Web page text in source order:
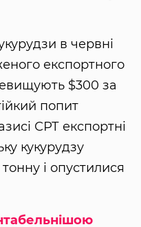
в червні
експортного
$300 за
попит
СРТ експортні
кукурудзу
і опустилися